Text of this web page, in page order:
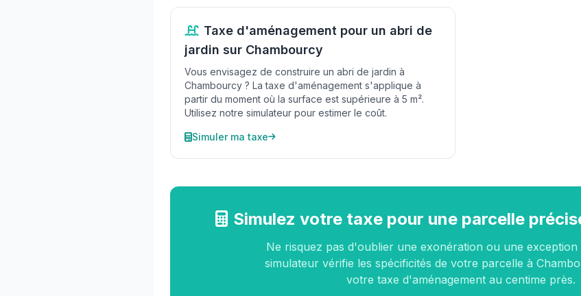
Taxe d'aménagement pour un abri de
jardin sur Chambourcy
Vous envisagez de construire un abri de jardin à
Chambourcy ? La taxe d'aménagement s'applique à
partir du moment où la surface est supérieure à 5 m².
Utilisez notre simulateur pour estimer le coût.
Simuler ma taxe
Simulez votre taxe pour une parcelle
Ne risquez pas d'oublier une exonération ou une exception
simulateur vérifie les spécificités de votre parcelle à
votre taxe d'aménagement au centime près.